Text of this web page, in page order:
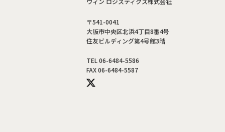
〒541-0041
大阪市中央区北浜4丁目8番4号
住友ビルディング第4号館3階
TEL 06-6484-5586
FAX 06-6484-5587